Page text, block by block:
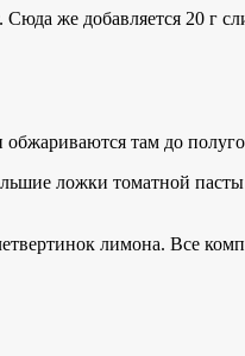
Сюда же добавляется 20
там до
ложки томатной
лимона. Все